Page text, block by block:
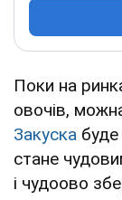
Поки на
овочів,
Закуска
стане
і чудоово